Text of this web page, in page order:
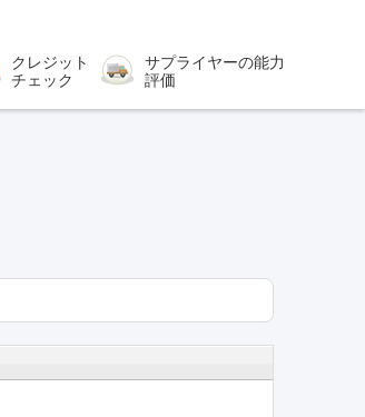
クレジット
チェック
サプライヤーの能力
評価